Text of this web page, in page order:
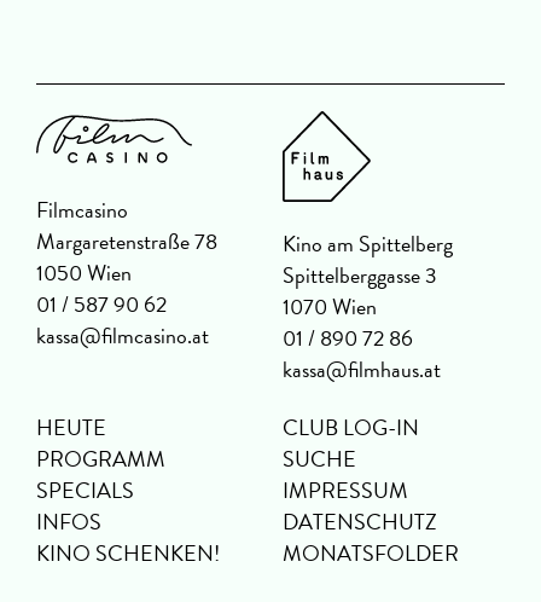
Filmcasino
Margaretenstraße 78
1050 Wien
01 / 587 90 62
kassa@filmcasino.at
Kino am Spittelberg
Spittelberggasse 3
1070 Wien
01 / 890 72 86
kassa@filmhaus.at
HEUTE
PROGRAMM
SPECIALS
INFOS
KINO SCHENKEN!
CLUB LOG-IN
SUCHE
IMPRESSUM
DATENSCHUTZ
MONATSFOLDER